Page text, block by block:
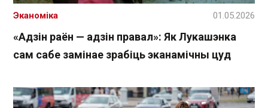
«Адзін раён — адзін правал»: Як Лукашэнка
сам сабе замінае зрабіць эканамічны цуд
Эканоміка 01.05.2026